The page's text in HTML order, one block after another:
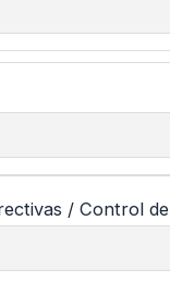
/ Control